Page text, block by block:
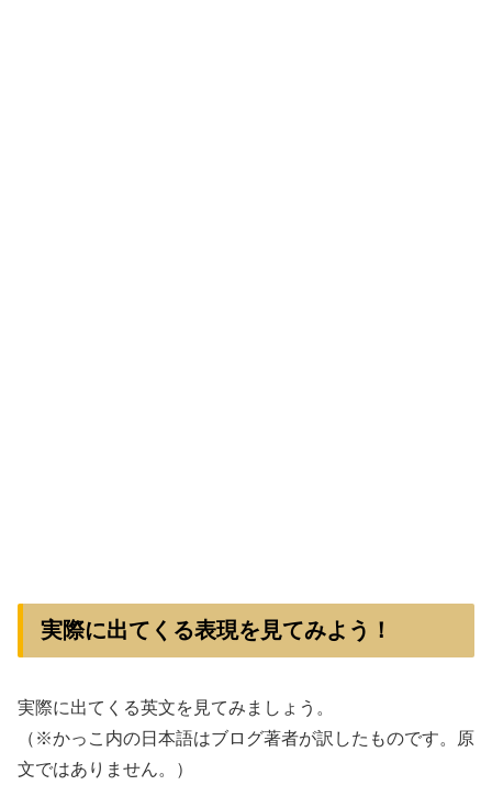
実際に出てくる表現を見てみよう！
実際に出てくる英文を見てみましょう。
（※かっこ内の日本語はブログ著者が訳したものです。原
文ではありません。）